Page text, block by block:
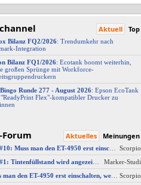
Aktuell Top
Bilanz FQ2/2026: Trendumkehr nach
​Integration
Bilanz FQ1/2026: Ecotank boomt weiterhin,
großen Sprünge mit Workforce-​
​Bingo Runde 277 -​ August 2026: Epson EcoTank
Flex"-​kompatibler Drucker zu
Aktuelles Meinungen
AW #10: Muss man den ET-4950 erst einschalten, wenn man vom Mac drucken möchte?
Scorpio
AW #1: Tintenfüllstand wird angezeigt Tintenfüllstand wird angezeigt, aber unter Druckkopf-Status --
Marker-Studi
Muss man den ET-4950 erst einschalten, wenn man vom Mac drucken möchte?
Scorpio